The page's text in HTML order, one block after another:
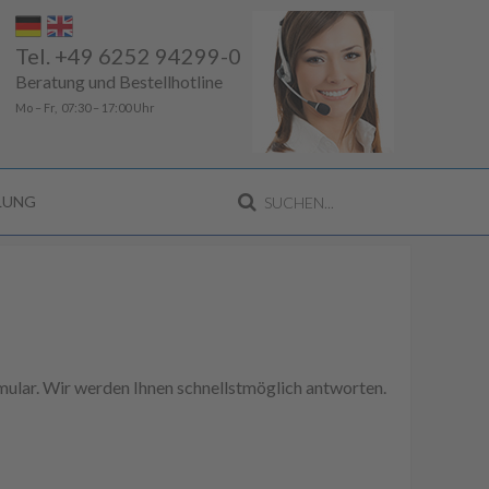
Tel. +49 6252 94299-0
Beratung und Bestellhotline
Mo – Fr, 07:30 – 17:00 Uhr
Wir werden Ihnen schnellstmöglich antworten.